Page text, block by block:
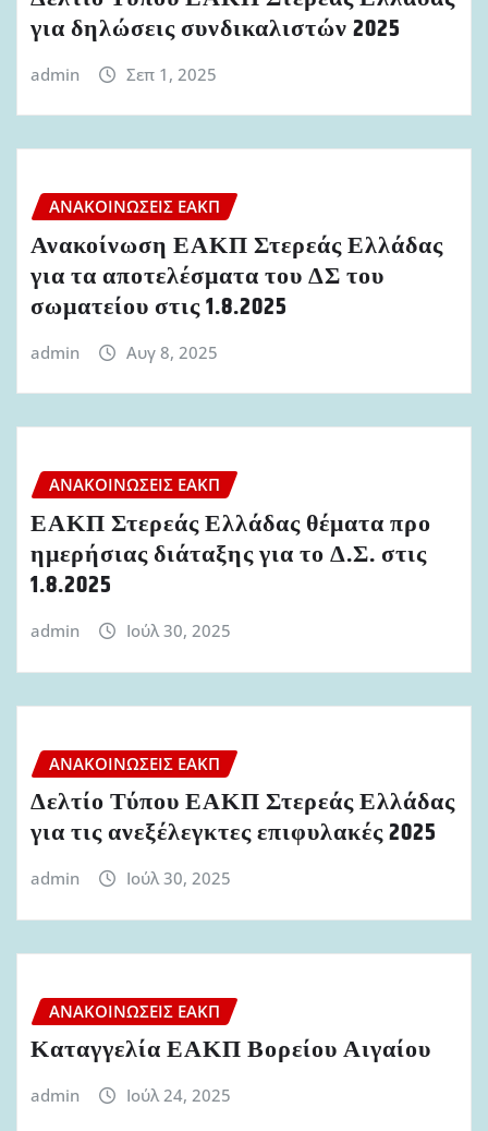
για δηλώσεις συνδικαλιστών 2025
admin Σεπ 1, 2025
ΑΝΑΚΟΙΝΏΣΕΙΣ ΕΑΚΠ
Ανακοίνωση ΕΑΚΠ Στερεάς Ελλάδας
για τα αποτελέσματα του ΔΣ του
σωματείου στις 1.8.2025
admin Αυγ 8, 2025
ΑΝΑΚΟΙΝΏΣΕΙΣ ΕΑΚΠ
ΕΑΚΠ Στερεάς Ελλάδας θέματα προ
ημερήσιας διάταξης για το Δ.Σ. στις
1.8.2025
admin Ιούλ 30, 2025
ΑΝΑΚΟΙΝΏΣΕΙΣ ΕΑΚΠ
Δελτίο Τύπου ΕΑΚΠ Στερεάς Ελλάδας
για τις ανεξέλεγκτες επιφυλακές 2025
admin Ιούλ 30, 2025
ΑΝΑΚΟΙΝΏΣΕΙΣ ΕΑΚΠ
Καταγγελία ΕΑΚΠ Βορείου Αιγαίου
admin Ιούλ 24, 2025